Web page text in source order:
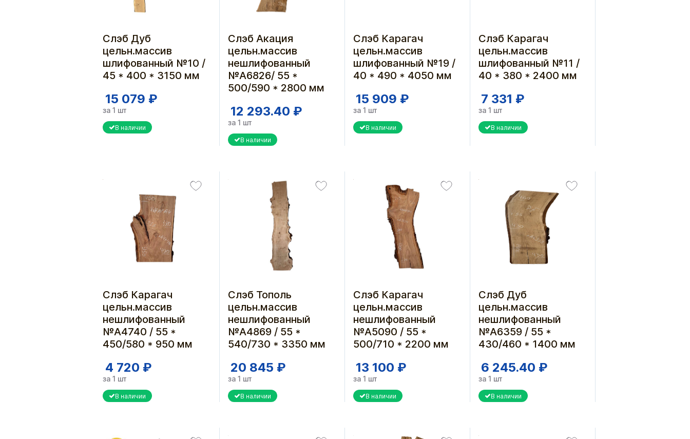
Слэб Дуб
цельн.массив
шлифованный №10 /
45 * 400 * 3150 мм
15 079 ₽
за 1 шт
В наличии
Слэб Акация
цельн.массив
нешлифованный
№А6826/ 55 *
500/590 * 2800 мм
12 293.40 ₽
за 1 шт
В наличии
Слэб Карагач
цельн.массив
шлифованный №19 /
40 * 490 * 4050 мм
15 909 ₽
за 1 шт
В наличии
Слэб Карагач
цельн.массив
шлифованный №11 /
40 * 380 * 2400 мм
7 331 ₽
за 1 шт
В наличии
Слэб Карагач
цельн.массив
нешлифованный
№A4740 / 55 *
450/580 * 950 мм
4 720 ₽
за 1 шт
В наличии
Слэб Тополь
цельн.массив
нешлифованный
№А4869 / 55 *
540/730 * 3350 мм
20 845 ₽
за 1 шт
В наличии
Слэб Карагач
цельн.массив
нешлифованный
№A5090 / 55 *
500/710 * 2200 мм
13 100 ₽
за 1 шт
В наличии
Слэб Дуб
цельн.массив
нешлифованный
№А6359 / 55 *
430/460 * 1400 мм
6 245.40 ₽
за 1 шт
В наличии